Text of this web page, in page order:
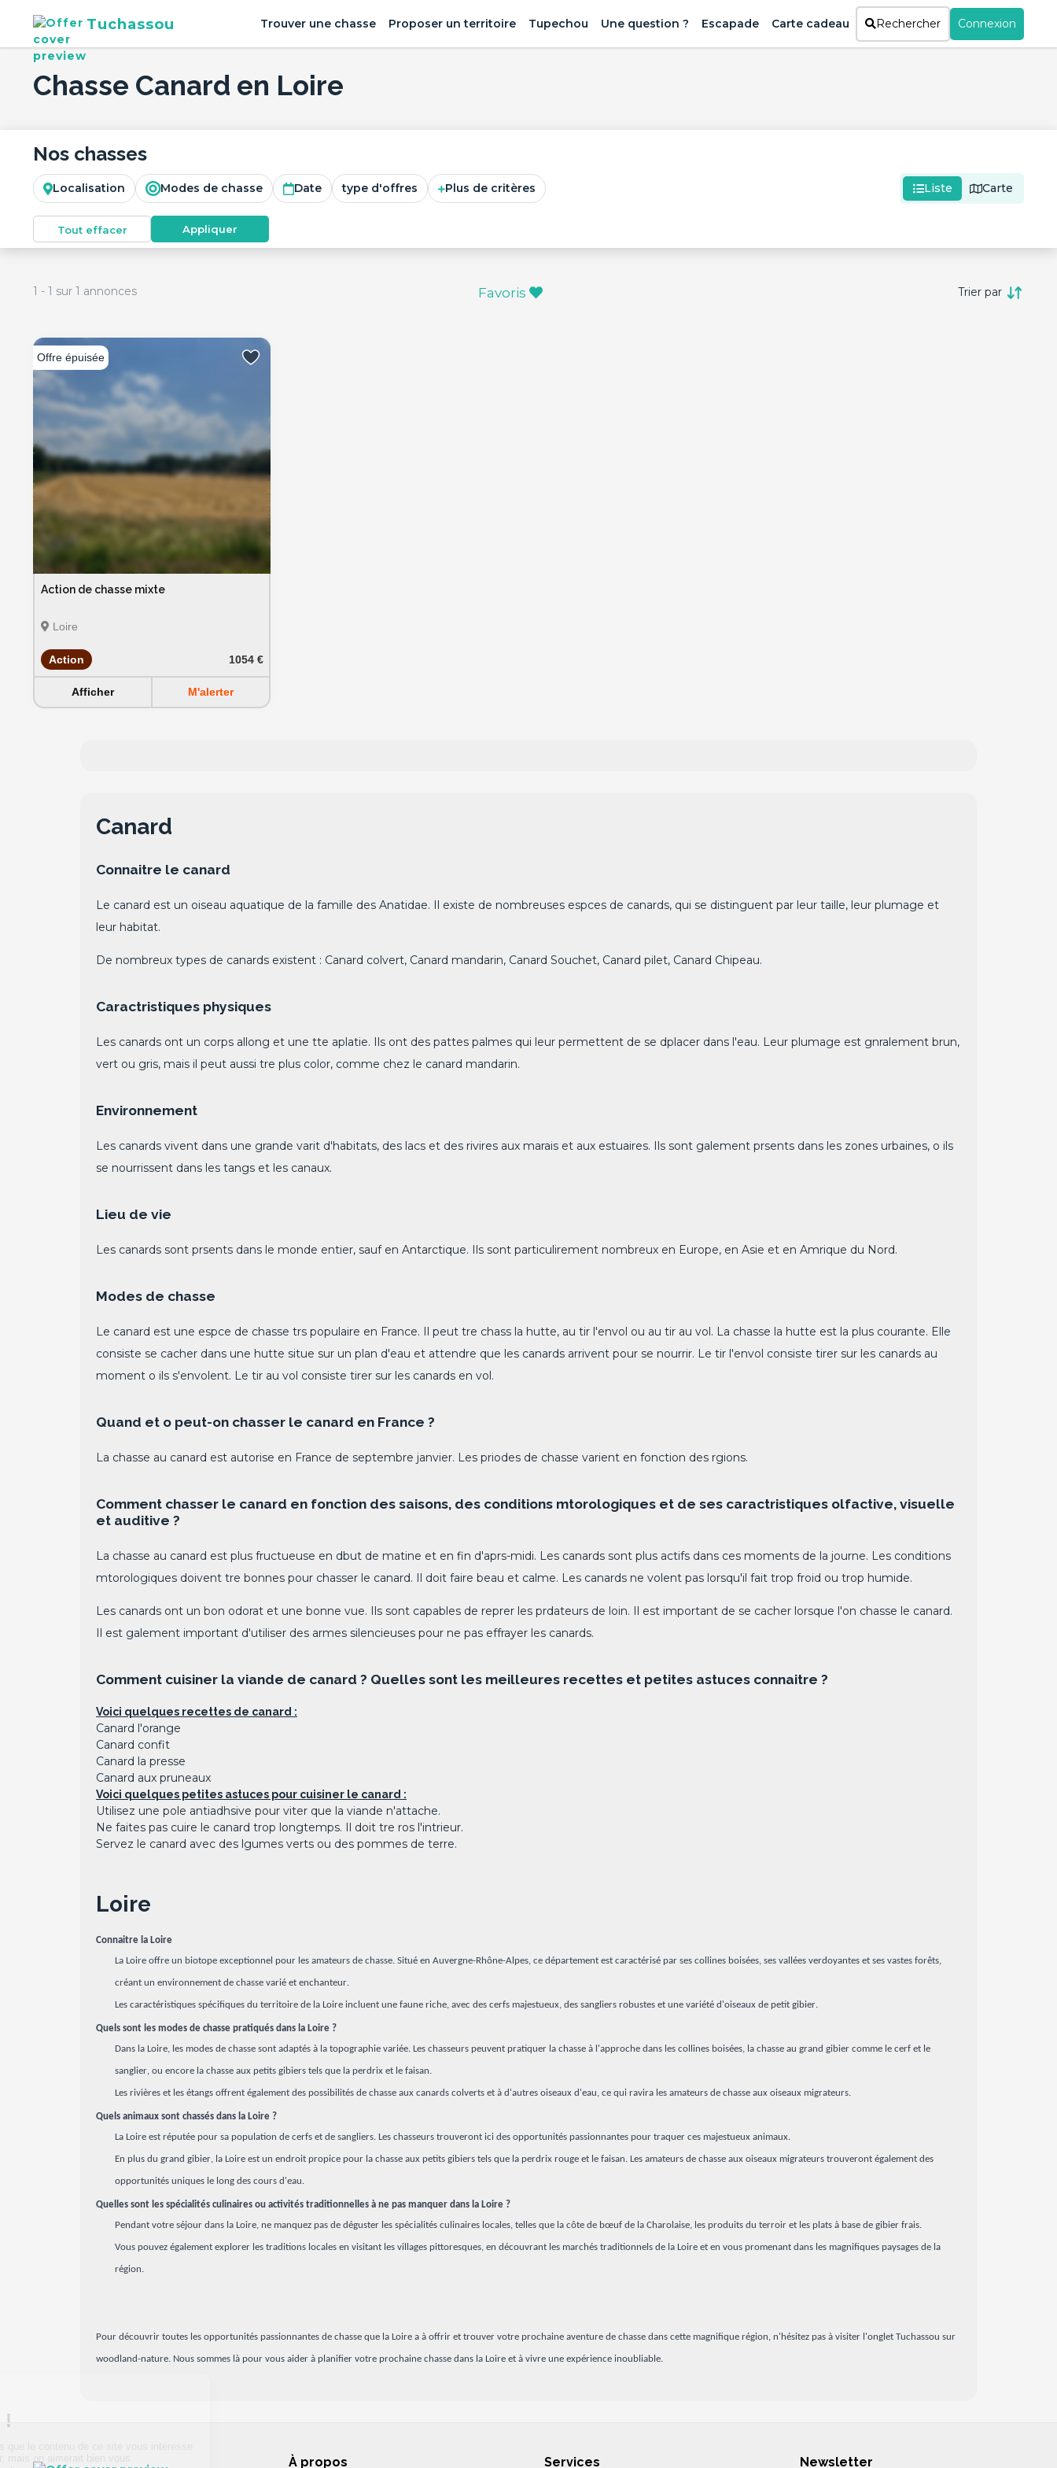
Tuchassou Trouver une chasse Proposer un territoire Tupechou Une question ? Escapade Carte cadeau Rechercher Connexion
Chasse Canard en Loire
Nos chasses
Localisation Modes de chasse Date type d'offres Plus de critères Liste Carte
Tout effacer Appliquer
1 - 1 sur 1 annonces Favoris Trier par
Action de chasse mixte
Loire
Action 1054 €
Afficher M'alerter
Canard
Connaitre le canard
Le canard est un oiseau aquatique de la famille des Anatidae. Il existe de nombreuses espces de canards, qui se distinguent par leur taille, leur plumage et
leur habitat.
De nombreux types de canards existent : Canard colvert, Canard mandarin, Canard Souchet, Canard pilet, Canard Chipeau.
Caractristiques physiques
Les canards ont un corps allong et une tte aplatie. Ils ont des pattes palmes qui leur permettent de se dplacer dans l'eau. Leur plumage est gnralement brun,
vert ou gris, mais il peut aussi tre plus color, comme chez le canard mandarin.
Environnement
Les canards vivent dans une grande varit d'habitats, des lacs et des rivires aux marais et aux estuaires. Ils sont galement prsents dans les zones urbaines, o ils
se nourrissent dans les tangs et les canaux.
Lieu de vie
Les canards sont prsents dans le monde entier, sauf en Antarctique. Ils sont particulirement nombreux en Europe, en Asie et en Amrique du Nord.
Modes de chasse
Le canard est une espce de chasse trs populaire en France. Il peut tre chass la hutte, au tir l'envol ou au tir au vol. La chasse la hutte est la plus courante. Elle
consiste se cacher dans une hutte situe sur un plan d'eau et attendre que les canards arrivent pour se nourrir. Le tir l'envol consiste tirer sur les canards au
moment o ils s'envolent. Le tir au vol consiste tirer sur les canards en vol.
Quand et o peut-on chasser le canard en France ?
La chasse au canard est autorise en France de septembre janvier. Les priodes de chasse varient en fonction des rgions.
Comment chasser le canard en fonction des saisons, des conditions mtorologiques et de ses caractristiques olfactive, visuelle
et auditive ?
La chasse au canard est plus fructueuse en dbut de matine et en fin d'aprs-midi. Les canards sont plus actifs dans ces moments de la journe. Les conditions
mtorologiques doivent tre bonnes pour chasser le canard. Il doit faire beau et calme. Les canards ne volent pas lorsqu'il fait trop froid ou trop humide.
Les canards ont un bon odorat et une bonne vue. Ils sont capables de reprer les prdateurs de loin. Il est important de se cacher lorsque l'on chasse le canard.
Il est galement important d'utiliser des armes silencieuses pour ne pas effrayer les canards.
Comment cuisiner la viande de canard ? Quelles sont les meilleures recettes et petites astuces connaitre ?
Voici quelques recettes de canard :
Canard l'orange
Canard confit
Canard la presse
Canard aux pruneaux
Voici quelques petites astuces pour cuisiner le canard :
Utilisez une pole antiadhsive pour viter que la viande n'attache.
Ne faites pas cuire le canard trop longtemps. Il doit tre ros l'intrieur.
Servez le canard avec des lgumes verts ou des pommes de terre.
Loire
Connaitre la Loire
La Loire offre un biotope exceptionnel pour les amateurs de chasse. Situé en Auvergne-Rhône-Alpes, ce département est caractérisé par ses collines boisées, ses vallées verdoyantes et ses vastes forêts,
créant un environnement de chasse varié et enchanteur.
Les caractéristiques spécifiques du territoire de la Loire incluent une faune riche, avec des cerfs majestueux, des sangliers robustes et une variété d'oiseaux de petit gibier.
Quels sont les modes de chasse pratiqués dans la Loire ?
Dans la Loire, les modes de chasse sont adaptés à la topographie variée. Les chasseurs peuvent pratiquer la chasse à l'approche dans les collines boisées, la chasse au grand gibier comme le cerf et le
sanglier, ou encore la chasse aux petits gibiers tels que la perdrix et le faisan.
Les rivières et les étangs offrent également des possibilités de chasse aux canards colverts et à d'autres oiseaux d'eau, ce qui ravira les amateurs de chasse aux oiseaux migrateurs.
Quels animaux sont chassés dans la Loire ?
La Loire est réputée pour sa population de cerfs et de sangliers. Les chasseurs trouveront ici des opportunités passionnantes pour traquer ces majestueux animaux.
En plus du grand gibier, la Loire est un endroit propice pour la chasse aux petits gibiers tels que la perdrix rouge et le faisan. Les amateurs de chasse aux oiseaux migrateurs trouveront également des
opportunités uniques le long des cours d'eau.
Quelles sont les spécialités culinaires ou activités traditionnelles à ne pas manquer dans la Loire ?
Pendant votre séjour dans la Loire, ne manquez pas de déguster les spécialités culinaires locales, telles que la côte de bœuf de la Charolaise, les produits du terroir et les plats à base de gibier frais.
Vous pouvez également explorer les traditions locales en visitant les villages pittoresques, en découvrant les marchés traditionnels de la Loire et en vous promenant dans les magnifiques paysages de la
région.
Pour découvrir toutes les opportunités passionnantes de chasse que la Loire a à offrir et trouver votre prochaine aventure de chasse dans cette magnifique région, n'hésitez pas à visiter l'onglet Tuchassou sur
woodland-nature. Nous sommes là pour vous aider à planifier votre prochaine chasse dans la Loire et à vivre une expérience inoubliable.
À propos Services Newsletter